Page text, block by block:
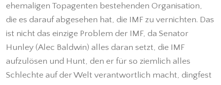
ehemaligen Topagenten bestehenden Organisation,
die es darauf abgesehen hat, die IMF zu vernichten. Das
ist nicht das einzige Problem der IMF, da Senator
Hunley (Alec Baldwin) alles daran setzt, die IMF
aufzulösen und Hunt, den er für so ziemlich alles
Schlechte auf der Welt verantwortlich macht, dingfest